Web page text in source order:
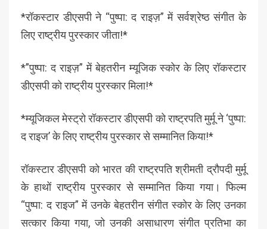
*रॉकस्टार डीएसपी ने “पुष्पा: द राइज़” में सर्वश्रेष्ठ संगीत के
लिए राष्ट्रीय पुरस्कार जीता!*
*”पुष्पा: द राइज़” में बेहतरीन म्यूजिक स्कोर के लिए रॉकस्टार
डीएसपी को राष्ट्रीय पुरस्कार मिला!*
*म्यूजिकल मेस्ट्रो रॉकस्टार डीएसपी को राष्ट्रपति मुर्मू ने ‘पुष्पा:
द राइज’ के लिए राष्ट्रीय पुरस्कार से सम्मानित किया!*
रॉकस्टार डीएसपी को भारत की राष्ट्रपति श्रीमती द्रौपदी मुर्मू
के हाथों राष्ट्रीय पुरस्कार से सम्मानित किया गया। फिल्म
“पुष्पा: द राइज” में उनके बेहतरीन संगीत स्कोर के लिए उनका
सत्कार किया गया, जो उनकी असाधारण संगीत प्रतिभा का